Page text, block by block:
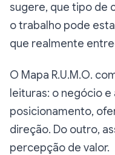
sugere, que tipo de
o trabalho pode
que realmente
O Mapa R.U.M.O.
leituras: o negócio e
posicionamento,
direção. Do outro,
percepção de valor.